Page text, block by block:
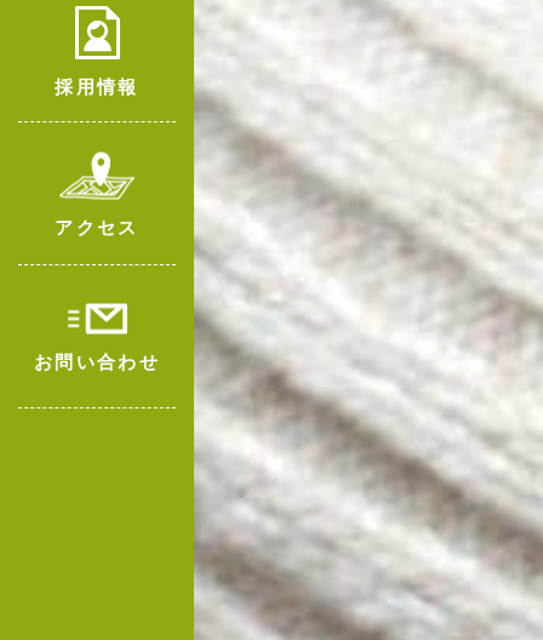
採用情報
アクセス
お問い合わせ